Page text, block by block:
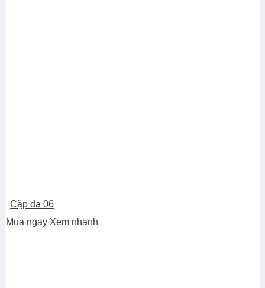
Cặp da 06
Mua ngay Xem nhanh